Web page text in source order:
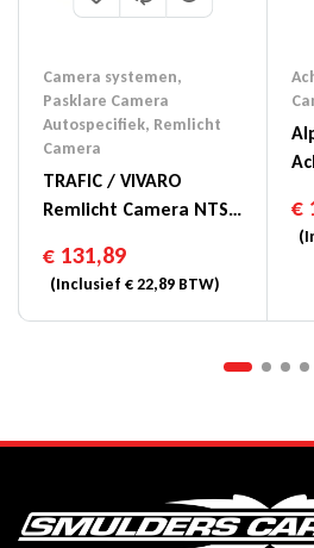
Camera systemen,
Pasklare Camera
Autospecifiek, Remlicht
Camera
TRAFIC / VIVARO
Remlicht Camera NTSC
€ 131,89
(Inclusief €22,89 BTW)
€